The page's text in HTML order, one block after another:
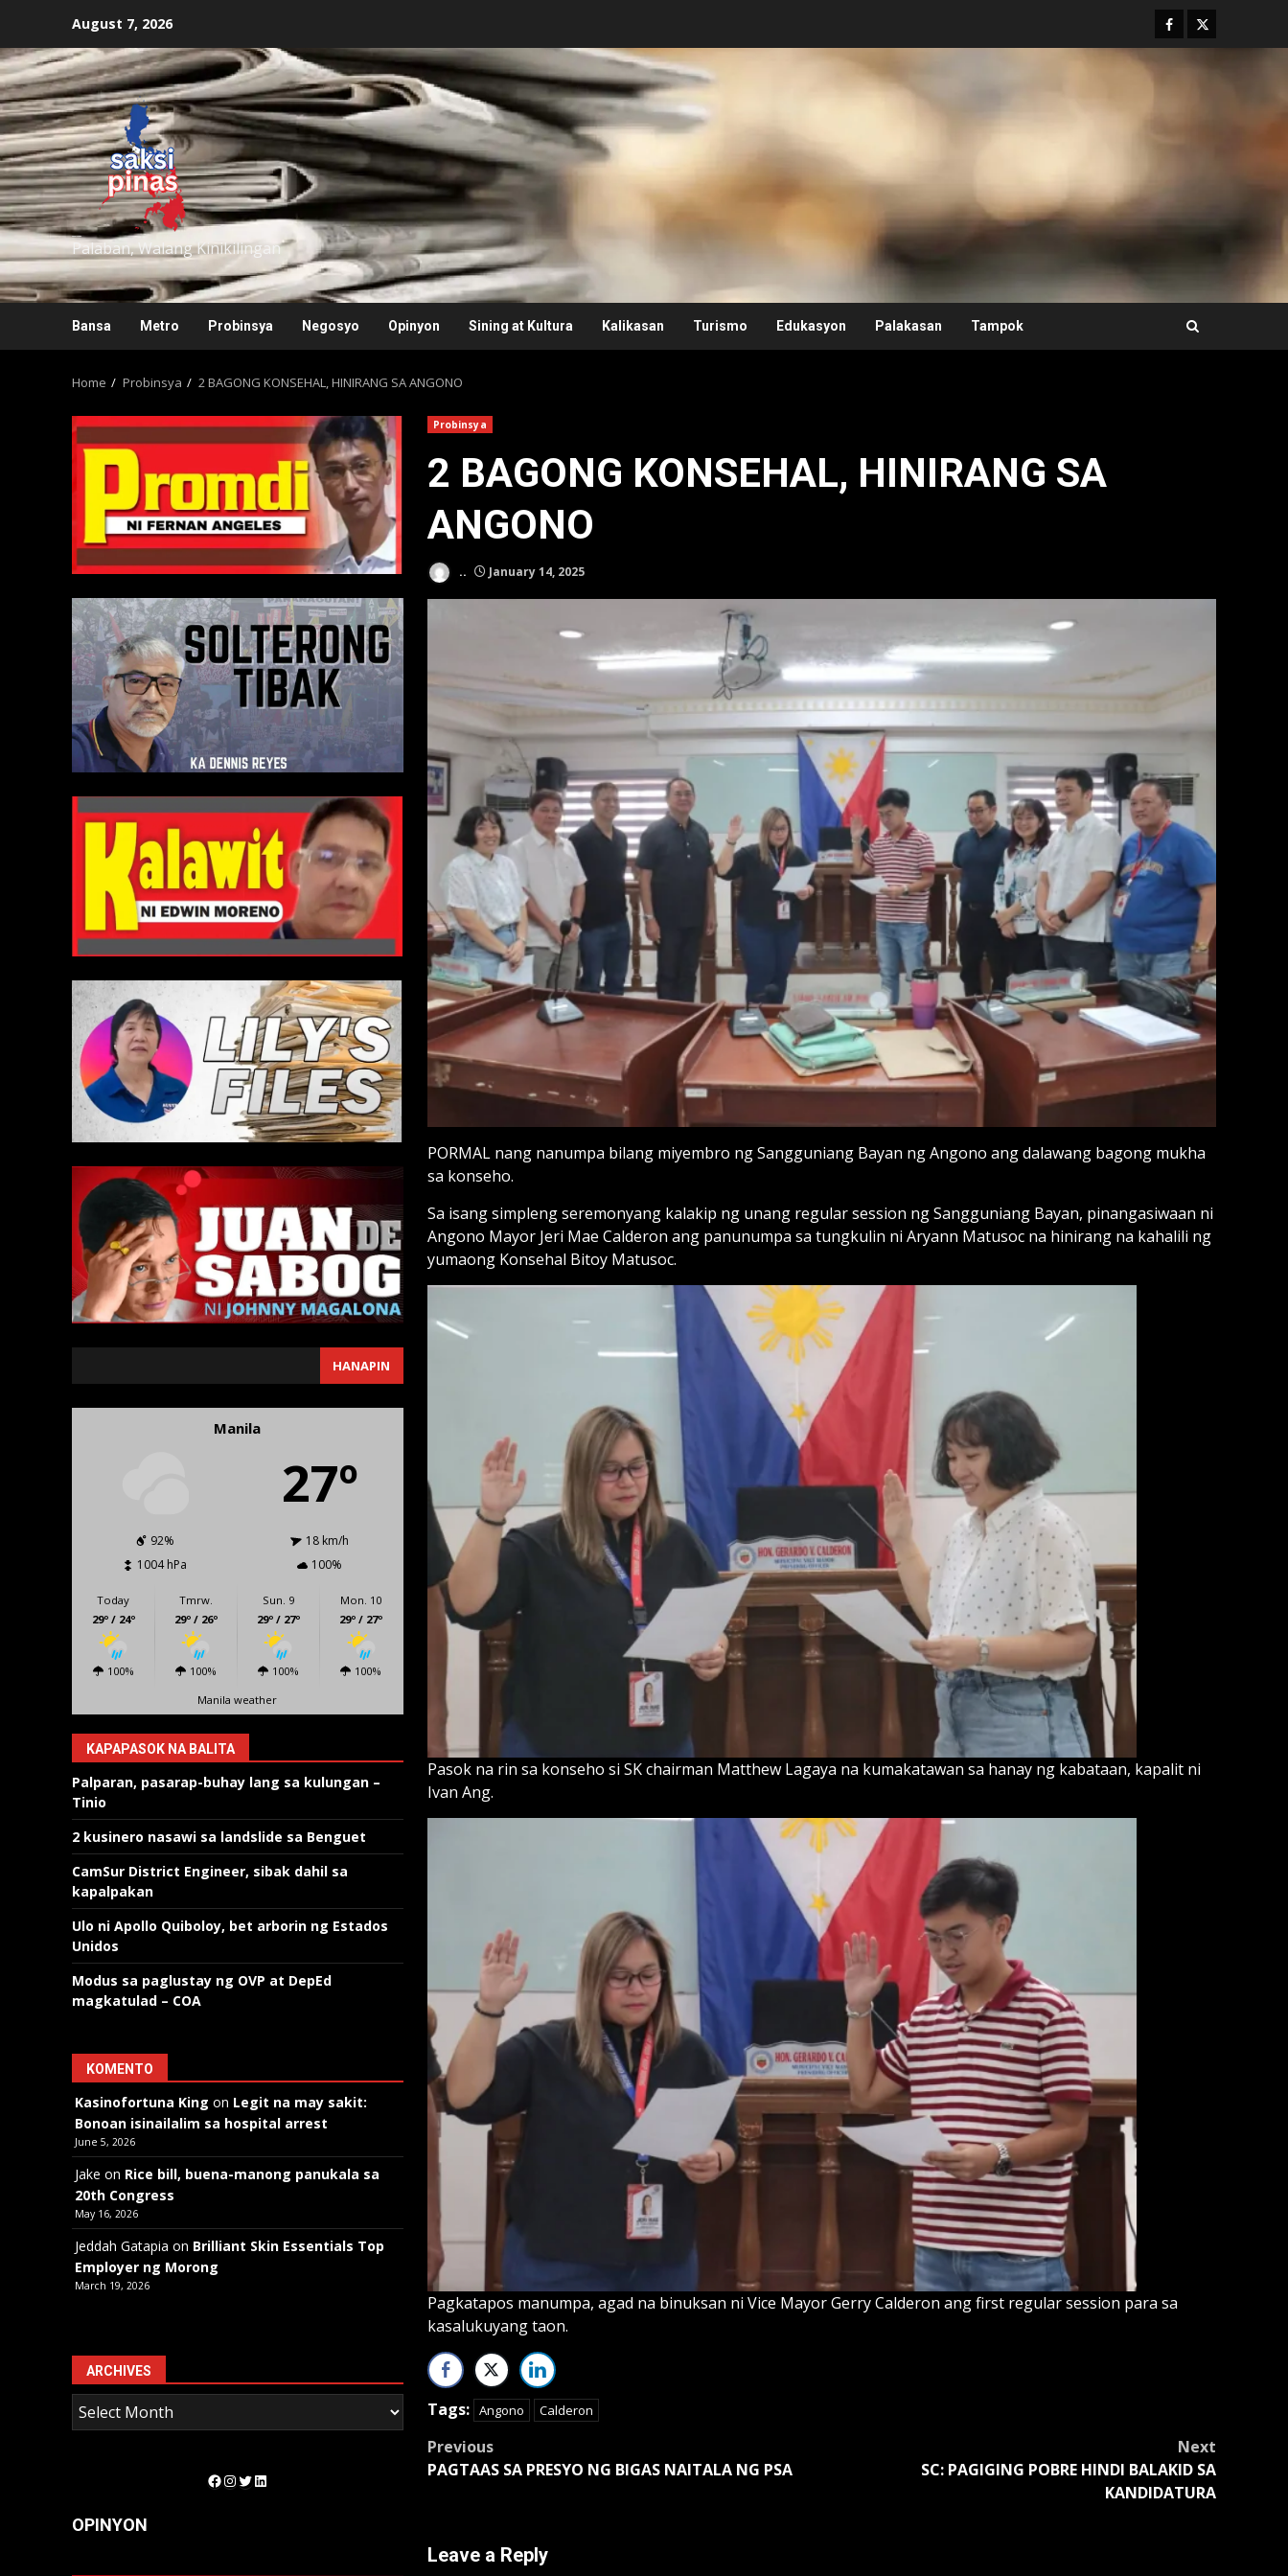
content
August 7, 2026 Facebook
Twitter
Palaban, Walang Kinikilingan
Bansa Metro Probinsya Negosyo Opinyon Sining at Kultura Kalikasan Turismo Edukasyon Palakasan Tampok
Home Probinsya 2 BAGONG KONSEHAL, HINIRANG SA ANGONO
Probinsya
2 BAGONG KONSEHAL, HINIRANG SA
ANGONO
.. January 14, 2025
PORMAL nang nanumpa bilang miyembro ng Sangguniang Bayan ng Angono ang dalawang bagong mukha
sa konseho.
Sa isang simpleng seremonyang kalakip ng unang regular session ng Sangguniang Bayan, pinangasiwaan ni
Angono Mayor Jeri Mae Calderon ang panunumpa sa tungkulin ni Aryann Matusoc na hinirang na kahalili ng
yumaong Konsehal Bitoy Matusoc.
Pasok na rin sa konseho si SK chairman Matthew Lagaya na kumakatawan sa hanay ng kabataan, kapalit ni
Ivan Ang.
Pagkatapos manumpa, agad na binuksan ni Vice Mayor Gerry Calderon ang first regular session para sa
kasalukuyang taon.
Tags: Angono Calderon
Post
Previous
PAGTAAS SA PRESYO NG BIGAS NAITALA NG PSA
Next
SC: PAGIGING POBRE HINDI BALAKID SA
KANDIDATURA
Leave a Reply
HANAPIN
Manila
27º
92%
18 km/h
1004 hPa
100%
Today
29º / 24º
100%
Tmrw.
29º / 26º
100%
Sun. 9
29º / 27º
100%
Mon. 10
29º / 27º
100%
Manila weather
KAPAPASOK NA BALITA
Palparan, pasarap-buhay lang sa kulungan –
Tinio
2 kusinero nasawi sa landslide sa Benguet
CamSur District Engineer, sibak dahil sa
kapalpakan
Ulo ni Apollo Quiboloy, bet arborin ng Estados
Unidos
Modus sa paglustay ng OVP at DepEd
magkatulad – COA
KOMENTO
Kasinofortuna King on Legit na may sakit:
Bonoan isinailalim sa hospital arrest
June 5, 2026
Jake on Rice bill, buena-manong panukala sa
20th Congress
May 16, 2026
Jeddah Gatapia on Brilliant Skin Essentials Top
Employer ng Morong
March 19, 2026
ARCHIVES
Facebook
Instagram
Twitter
LinkedIn
OPINYON